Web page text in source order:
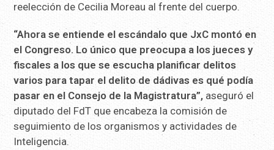
reelección de Cecilia Moreau al frente del cuerpo.
“Ahora se entiende el escándalo que JxC montó en
el Congreso. Lo único que preocupa a los jueces y
fiscales a los que se escucha planificar delitos
varios para tapar el delito de dádivas es qué podía
pasar en el Consejo de la Magistratura”, aseguró el
diputado del FdT que encabeza la comisión de
seguimiento de los organismos y actividades de
Inteligencia.